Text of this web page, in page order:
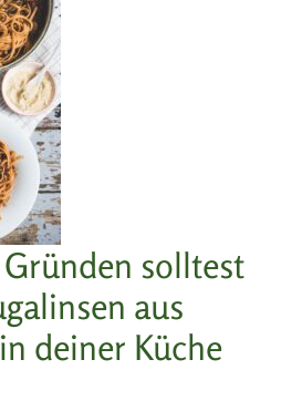
solltest
aus
deiner Küche